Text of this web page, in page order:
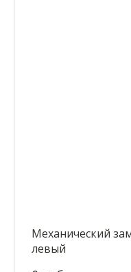
Механический
левый